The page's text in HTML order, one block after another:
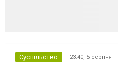
Суспільство 23:40, 5 серпня